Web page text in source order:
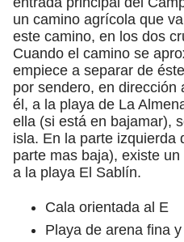
un camino agrícola que
este camino, en los dos
Cuando el camino se
empiece a separar de
por sendero, en dirección
él, a la playa de La
ella (si está en bajamar),
isla. En la parte izquierda
parte mas baja), existe
a la playa El Sablín.
Cala orientada al E
Playa de arena fina